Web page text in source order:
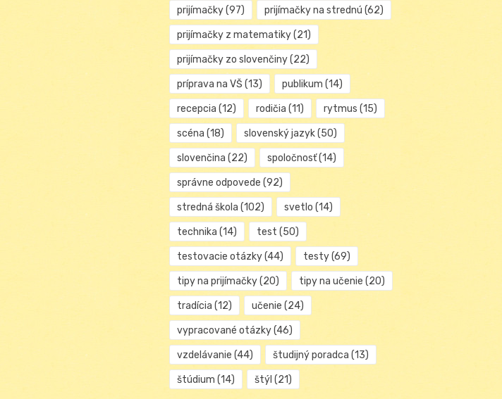
prijímačky(97) prijímačky na strednú (62)
prijímačky z matematiky(21)
prijímačky zo slovenčiny(22)
príprava na VŠ (13) publikum (14)
recepcia (12) rodičia (11) rytmus (15)
scéna (18) slovenský jazyk(50)
slovenčina (22) spoločnosť(14)
správne odpovede (92)
stredná škola (102) svetlo (14)
technika (14) test (50)
testovacie otázky(44) testy(69)
tipy na prijímačky(20) tipy na učenie (20)
tradícia (12) učenie (24)
vypracované otázky(46)
vzdelávanie (44) študijný poradca (13)
štúdium (14) štýl (21)